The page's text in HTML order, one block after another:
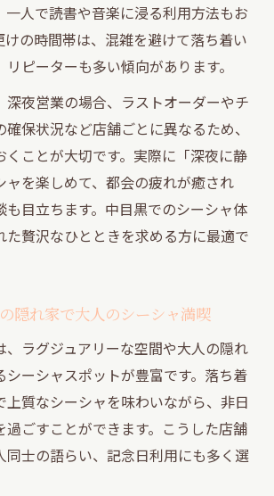
一人で読書や音楽に浸る利用方法もお
けの時間帯は、混雑を避けて落ち着い
ピーターも多い傾向があります。
深夜営業の場合、ラストオーダーやチ
保状況など店舗ごとに異なるため、
くことが大切です。実際に「深夜に静
ャを楽しめて、都会の疲れが癒され
も目立ちます。中目黒でのシーシャ体
た贅沢なひとときを求める方に最適で
隠れ家で大人のシーシャ満喫
、ラグジュアリーな空間や大人の隠れ
シーシャスポットが豊富です。落ち着
上質なシーシャを味わいながら、非日
過ごすことができます。こうした店舗
同士の語らい、記念日利用にも多く選